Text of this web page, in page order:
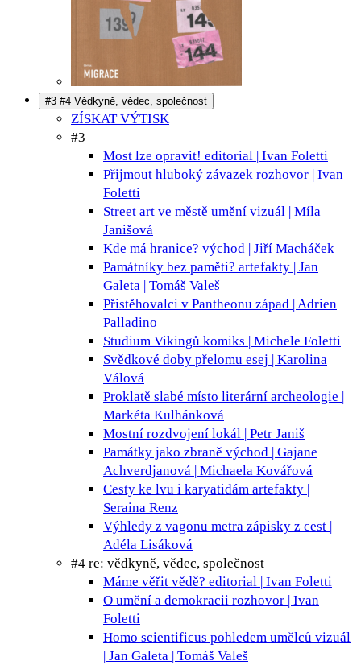
#3 #4 Vědkyně, vědec, společnost
ZÍSKAT VÝTISK
#3
Most lze opravit! editorial | Ivan Foletti
Přijmout hluboký závazek rozhovor | Ivan
Foletti
Street art ve městě umění vizuál | Míla
Janišová
Kde má hranice? východ | Jiří Macháček
Památníky bez paměti? artefakty | Jan
Galeta | Tomáš Valeš
Přistěhovalci v Pantheonu západ | Adrien
Palladino
Studium Vikingů komiks | Michele Foletti
Svědkové doby přelomu esej | Karolina
Válová
Proklatě slabé místo literární archeologie |
Markéta Kulhánková
Mostní rozdvojení lokál | Petr Janiš
Památky jako zbraně východ | Gajane
Achverdjanová | Michaela Kovářová
Cesty ke lvu i karyatidám artefakty |
Seraina Renz
Výhledy z vagonu metra zápisky z cest |
Adéla Lisáková
#4 re: vědkyně, vědec, společnost
Máme věřit vědě? editorial | Ivan Foletti
O umění a demokracii rozhovor | Ivan
Foletti
Homo scientificus pohledem umělců vizuál
| Jan Galeta | Tomáš Valeš